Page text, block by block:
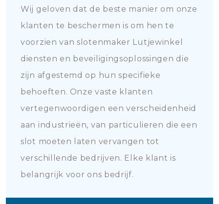
Wij geloven dat de beste manier om onze
klanten te beschermen is om hen te
voorzien van slotenmaker Lutjewinkel
diensten en beveiligingsoplossingen die
zijn afgestemd op hun specifieke
behoeften. Onze vaste klanten
vertegenwoordigen een verscheidenheid
aan industrieën, van particulieren die een
slot moeten laten vervangen tot
verschillende bedrijven. Elke klant is
belangrijk voor ons bedrijf.